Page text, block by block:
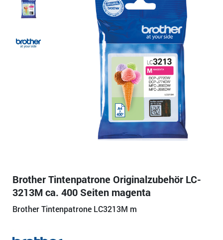
Brother Tintenpatrone Originalzubehör LC-
3213M ca. 400 Seiten magenta
Brother Tintenpatrone LC3213M m